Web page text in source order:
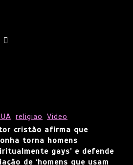
religiao Video
cristão afirma que
torna homens
gays’ e defende
de ‘homens que usam